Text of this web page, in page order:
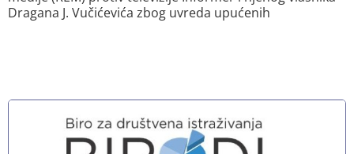
Dragana J. Vučićevića zbog uvreda upućenih